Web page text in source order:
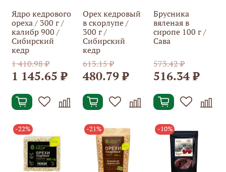
Ядро кедрового
ореха / 300 г /
калибр 900 /
Сибирский
кедр
1 410.98 ₽
1 145.65 ₽
Орех кедровый
в скорлупе /
300 г /
Сибирский
кедр
613.15 ₽
480.79 ₽
Брусника
вяленая в
сиропе 100 г /
Сава
573.42 ₽
516.34 ₽
-22% -21% -10%